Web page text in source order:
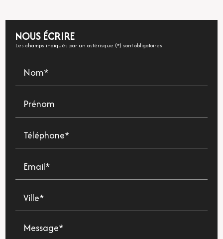
NOUS ÉCRIRE
Les champs indiqués par un astérisque (*) sont obligatoires
Nom*
Prénom
Téléphone*
Email*
Ville*
Message*